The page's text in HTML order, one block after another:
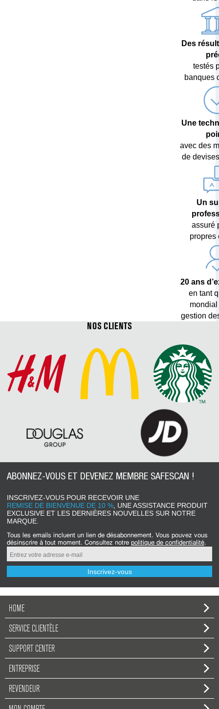
Des
testés
banques
Une
avec des
de
Un
assuré
propres
20 ans
en tant
gestion
NOS CLIENTS
ABONNEZ-VOUS ET DEVENEZ MEMBRE SAFESCAN !
INSCRIVEZ-VOUS POUR RECEVOIR UNE
REMISE DE BIENVENUE DE 10 %, UNE ASSISTANCE PRODUIT
EXCLUSIVE ET LES DERNIÈRES NOUVELLES SUR NOTRE
MARQUE.
désinscrire à tout moment. Consultez notre politique de confidentialité.
Inscrivez-vous
HOME
SERVICE CLIENTÈLE
SUPPORT CENTER
ENTREPRISE
REVENDEUR